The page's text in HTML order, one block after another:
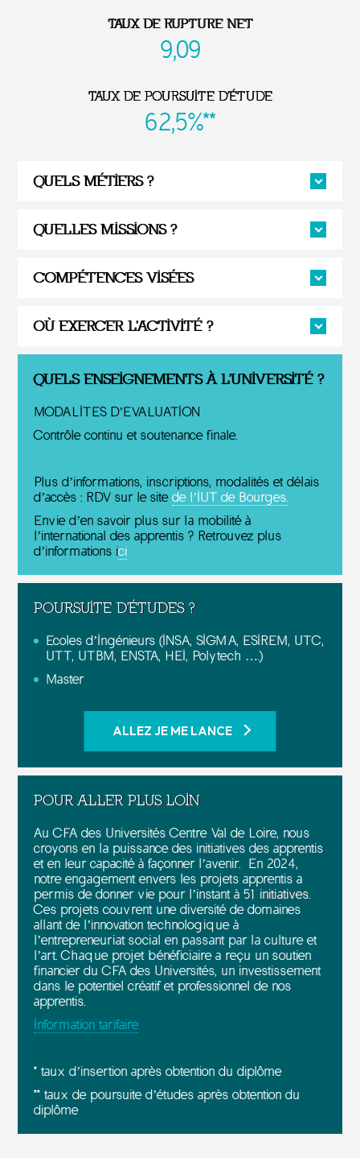
TAUX DE RUPTURE NET
9,09
TAUX DE POURSUITE D'ÉTUDE
62,5%**
QUELS MÉTIERS ?
QUELLES MISSIONS ?
COMPÉTENCES VISÉES
OÙ EXERCER L'ACTIVITÉ ?
QUELS ENSEIGNEMENTS À L'UNIVERSITÉ ?
MODALITES D’EVALUATION
Contrôle continu et soutenance finale.
Plus d’informations, inscriptions, modalités et délais
d’accès : RDV sur le sitede l’IUT de Bourges.
Envie d’en savoir plus sur la mobilité à
l’international des apprentis ? Retrouvez plus
d’informations ici
POURSUITE D'ÉTUDES ?
Ecoles d’Ingénieurs (INSA, SIGMA, ESIREM, UTC,
UTT, UTBM, ENSTA, HEI, Polytech ….)
Master
ALLEZ JE ME LANCE
POUR ALLER PLUS LOIN
Au CFA des Universités Centre Val de Loire, nous
croyons en la puissance des initiatives des apprentis
et en leur capacité à façonner l’avenir. En 2024,
notre engagement envers les projets apprentis a
permis de donner vie pour l’instant à51 initiatives.
Ces projets couvrent une diversité de domaines
allant de l’innovation technologique à
l’entrepreneuriat social en passant par la culture et
l’art. Chaque projet bénéficiaire a reçu un soutien
financier du CFA des Universités, un investissement
dans le potentiel créatif et professionnel de nos
apprentis.
Information tarifaire
* taux d’insertion après obtention du diplôme
** taux de poursuite d’études après obtention du
diplôme